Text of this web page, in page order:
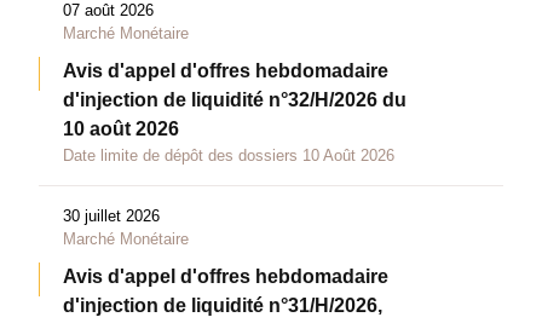
07 août 2026
Marché Monétaire
Avis d'appel d'offres hebdomadaire
d'injection de liquidité n°32/H/2026 du
10 août 2026
Date limite de dépôt des dossiers 10 Août 2026
30 juillet 2026
Marché Monétaire
Avis d'appel d'offres hebdomadaire
d'injection de liquidité n°31/H/2026,